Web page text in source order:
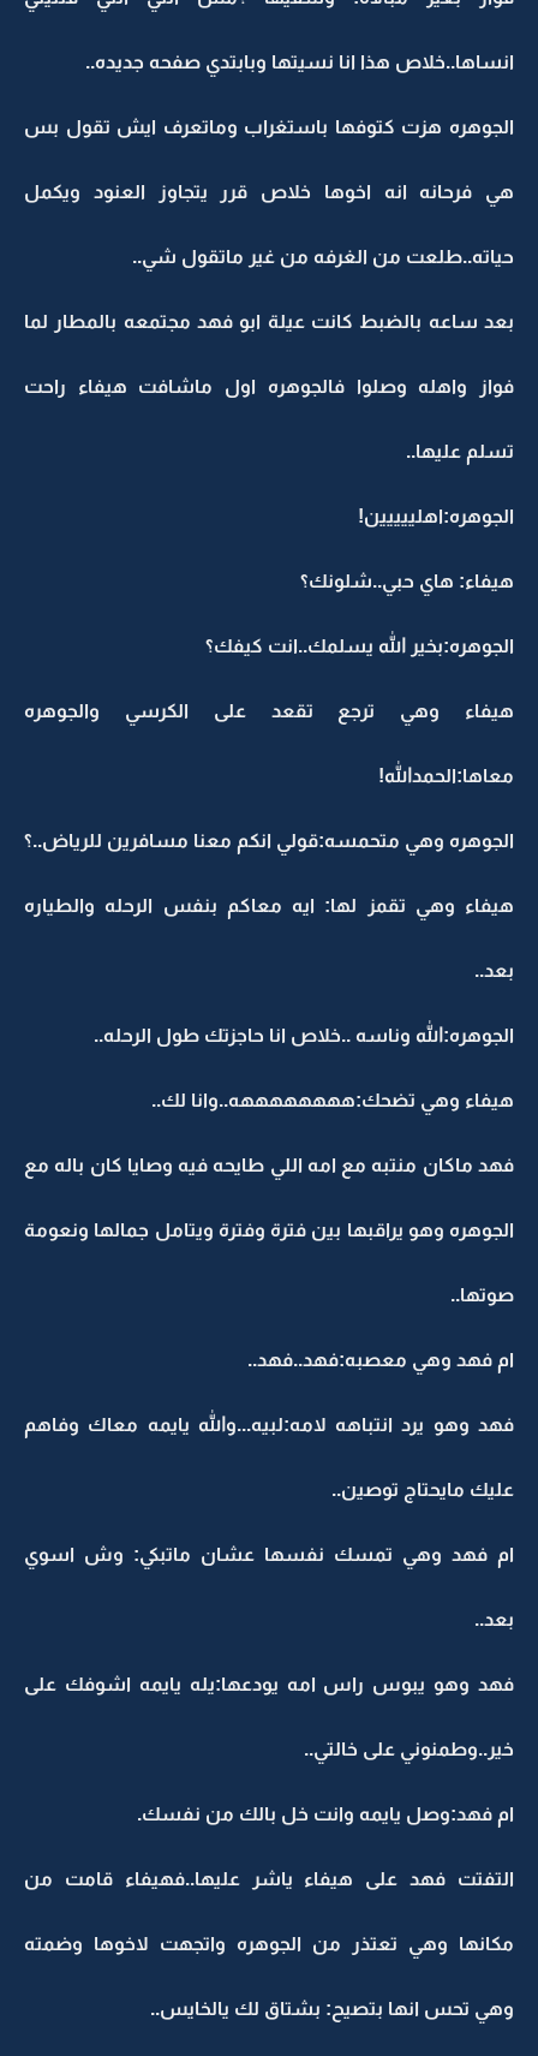
انساها..خلاص هذا انا نسيتها وبابتدي صفحه جديده..
الجوهره هزت كتوفها باستغراب وماتعرف ايش تقول بس
هي فرحانه انه اخوها خلاص قرر يتجاوز العنود ويكمل
حياته..طلعت من الغرفه من غير ماتقول شي..
بعد ساعه بالضبط كانت عيلة ابو فهد مجتمعه بالمطار لما
فواز واهله وصلوا فالجوهره اول ماشافت هيفاء راحت
تسلم عليها..
الجوهره:اهلييييين!
هيفاء: هاي حبي..شلونك؟
الجوهره:بخير الله يسلمك..انت كيفك؟
هيفاء وهي ترجع تقعد على الكرسي والجوهره
معاها:الحمدالله!
الجوهره وهي متحمسه:قولي انكم معنا مسافرين للرياض..؟
هيفاء وهي تقمز لها: ايه معاكم بنفس الرحله والطياره
بعد..
الجوهره:الله وناسه ..خلاص انا حاجزتك طول الرحله..
هيفاء وهي تضحك:ههههههههه..وانا لك..
فهد ماكان منتبه مع امه اللي طايحه فيه وصايا كان باله مع
الجوهره وهو يراقبها بين فترة وفترة ويتامل جمالها ونعومة
صوتها..
ام فهد وهي معصبه:فهد..فهد..
فهد وهو يرد انتباهه لامه:لبيه...والله يايمه معاك وفاهم
عليك مايحتاج توصين..
ام فهد وهي تمسك نفسها عشان ماتبكي: وش اسوي
بعد..
فهد وهو يبوس راس امه يودعها:يله يايمه اشوفك على
خير..وطمنوني على خالتي..
ام فهد:وصل يايمه وانت خل بالك من نفسك.
التفتت فهد على هيفاء ياشر عليها..فهيفاء قامت من
مكانها وهي تعتذر من الجوهره واتجهت لاخوها وضمته
وهي تحس انها بتصيح: بشتاق لك يالخايس..